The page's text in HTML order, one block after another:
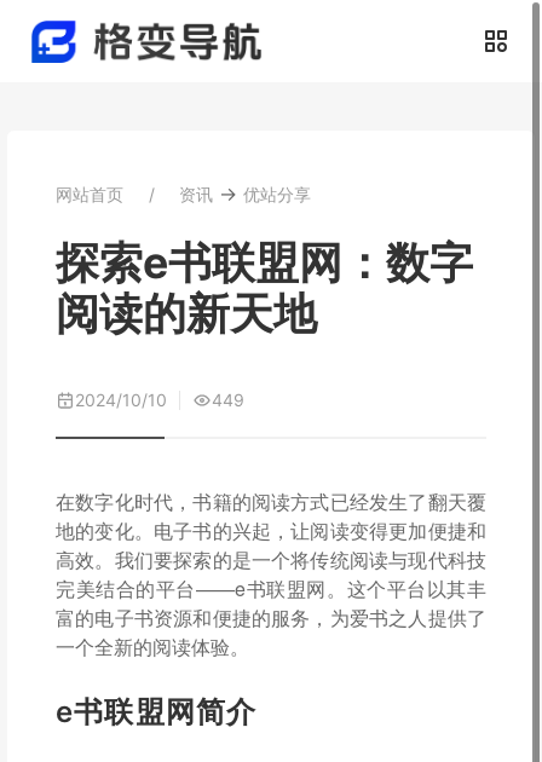
网站首页 资讯 → 优站分享
探索e书联盟网：数字
阅读的新天地
2024/10/10 449
在数字化时代，书籍的阅读方式已经发生了翻天覆
地的变化。电子书的兴起，让阅读变得更加便捷和
高效。我们要探索的是一个将传统阅读与现代科技
完美结合的平台——e书联盟网。这个平台以其丰
富的电子书资源和便捷的服务，为爱书之人提供了
一个全新的阅读体验。
e书联盟网简介